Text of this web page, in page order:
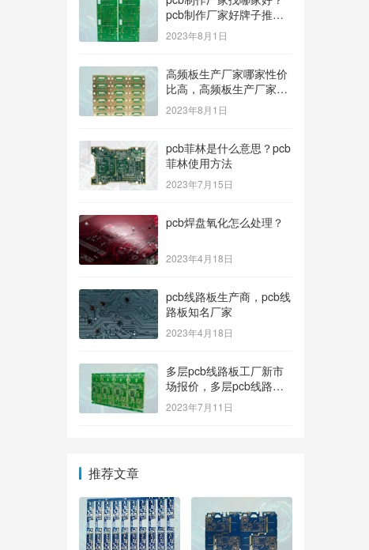
pcb制作厂家好牌子推
荐！
2023年8月1日
高频板生产厂家哪家性价
比高，高频板生产厂家哪
个公司的好？
2023年8月1日
pcb菲林是什么意思？pcb
菲林使用方法
2023年7月15日
pcb焊盘氧化怎么处理？
2023年4月18日
pcb线路板生产商，pcb线
路板知名厂家
2023年4月18日
多层pcb线路板工厂新市
场报价，多层pcb线路板
厂家新参考价格
2023年7月11日
推荐文章